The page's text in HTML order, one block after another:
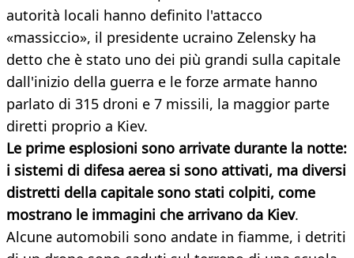
autorità locali hanno definito l'attacco
«massiccio», il presidente ucraino Zelensky ha
detto che è stato uno dei più grandi sulla capitale
dall'inizio della guerra e le forze armate hanno
parlato di 315 droni e 7 missili, la maggior parte
diretti proprio a Kiev.
Le prime esplosioni sono arrivate durante la notte:
i sistemi di difesa aerea si sono attivati, ma diversi
distretti della capitale sono stati colpiti, come
mostrano le immagini che arrivano da Kiev.
Alcune automobili sono andate in fiamme, i detriti